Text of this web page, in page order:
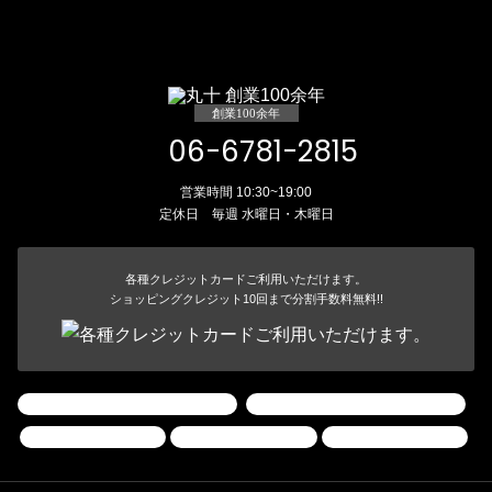
創業100余年
06-6781-2815
営業時間 10:30~19:00
定休日 毎週 水曜日・木曜日
各種クレジットカードご利用いただけます。
ショッピングクレジット10回まで分割手数料無料!!